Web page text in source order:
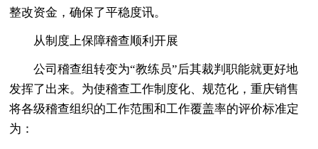
整改资金，确保了平稳度讯。
从制度上保障稽查顺利开展
公司稽查组转变为“教练员”后其裁判职能就更好地
发挥了出来。为使稽查工作制度化、规范化，重庆销售
将各级稽查组织的工作范围和工作覆盖率的评价标准定
为：